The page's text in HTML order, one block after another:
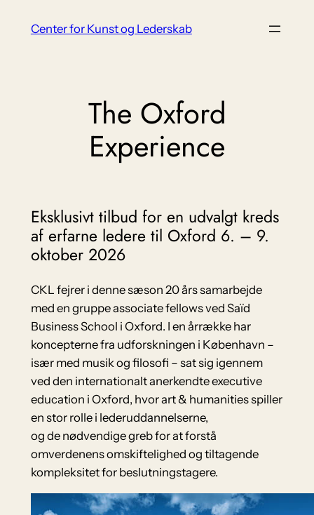
Center for Kunst og Lederskab
The Oxford
Experience
Eksklusivt tilbud for en udvalgt kreds
af erfarne ledere til Oxford 6. – 9.
oktober 2026
CKL fejrer i denne sæson 20 års samarbejde
med en gruppe associate fellows ved Saïd
Business School i Oxford. I en årrække har
koncepterne fra udforskningen i København –
især med musik og filosofi – sat sig igennem
ved den internationalt anerkendte executive
education i Oxford, hvor art & humanities spiller
en stor rolle i lederuddannelserne,
og de nødvendige greb for at forstå
omverdenens omskiftelighed og tiltagende
kompleksitet for beslutningstagere.